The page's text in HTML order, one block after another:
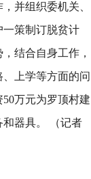
并组织委机关、
一策制订脱贫计
结合自身工作，
上学等方面的问
万元为罗顶村建
器具。 （记者